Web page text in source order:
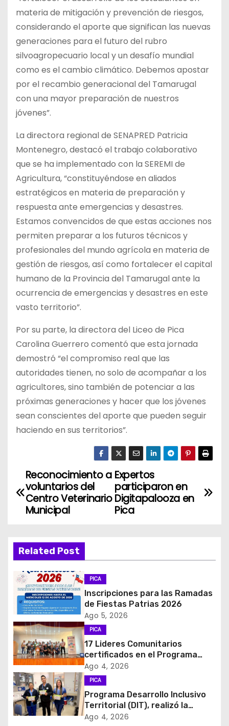
materia de mitigación y prevención de riesgos,
considerando el aporte que significan las nuevas
generaciones para el futuro del rubro
silvoagropecuario local y un desafío mundial
como es el cambio climático. Debemos apostar
por el recambio generacional del Tamarugal
con una mayor preparación de nuestros
jóvenes”.
La directora regional de SENAPRED Patricia
Montenegro, destacó el trabajo colaborativo
que se ha implementado con la SEREMI de
Agricultura, “constituyéndose en aliados
estratégicos en materia de preparación y
respuesta ante emergencias y desastres.
Estamos convencidos de que estas acciones nos
permiten preparar a los futuros técnicos y
profesionales del mundo agrícola en materia de
gestión de riesgos, así como fortalecer el capital
humano de la Provincia del Tamarugal ante la
ocurrencia de emergencias y desastres en este
vasto territorio”.
Por su parte, la directora del Liceo de Pica
Carolina Guerrero comentó que esta jornada
demostró “el compromiso real que las
autoridades tienen, no solo de acompañar a los
agricultores, sino también de potenciar a las
próximas generaciones y hacer que los jóvenes
sean conscientes del aporte que pueden seguir
haciendo en sus territorios”.
N
a
e
g
a
c
i
ó
n
d
e
Expertos
participaron en
Digitapalooza en
Pica
Reconocimiento a
voluntarios del
Centro Veterinario
Municipal
Related Post
PICA
Inscripciones para las Ramadas
de Fiestas Patrias 2026
Ago 5, 2026
PICA
17 Lideres Comunitarios
certificados en el Programa
MÁS AMA
Ago 4, 2026
PICA
Programa Desarrollo Inclusivo
Territorial (DIT), realizó la
entrega de Cajas de Regulación
Ago 4, 2026